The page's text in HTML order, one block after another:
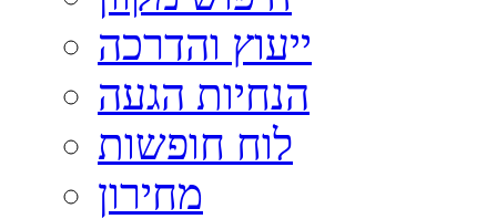
ייעוץ והדרכה
הנחיות הגעה
לוח חופשות
מחירון